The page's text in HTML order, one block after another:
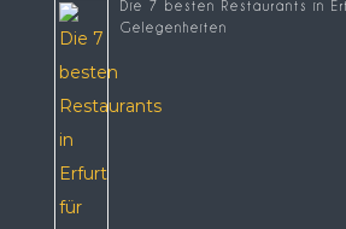
Die 7 besten Restaurants in
Gelegenheiten